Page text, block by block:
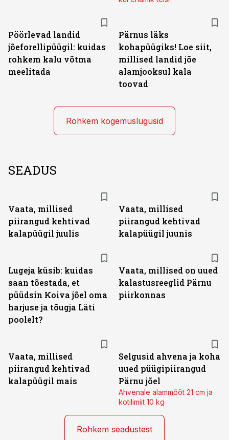
Pöörlevad landid
jõeforellipüügil: kuidas
rohkem kalu võtma
meelitada
Pärnus läks
kohapüügiks! Loe siit,
millised landid jõe
alamjooksul kala
toovad
Rohkem kogemuslugusid
SEADUS
Vaata, millised
piirangud kehtivad
kalapüügil juulis
Vaata, millised
piirangud kehtivad
kalapüügil juunis
Lugeja küsib: kuidas
saan tõestada, et
püüdsin Koiva jõel oma
harjuse ja tõugja Läti
poolelt?
Vaata, millised on uued
kalastusreeglid Pärnu
piirkonnas
Vaata, millised
piirangud kehtivad
kalapüügil mais
Selgusid ahvena ja koha
uued püügipiirangud
Pärnu jõel
Ahvenale alammõõt 21 cm ja
kotilimiit 10 kg
Rohkem seadustest